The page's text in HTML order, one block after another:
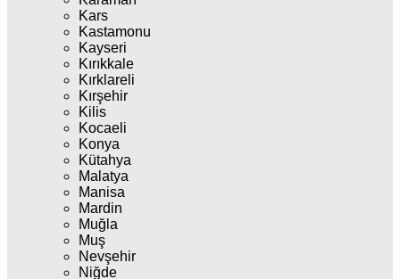
Kars
Kastamonu
Kayseri
Kırıkkale
Kırklareli
Kırşehir
Kilis
Kocaeli
Konya
Kütahya
Malatya
Manisa
Mardin
Muğla
Muş
Nevşehir
Niğde